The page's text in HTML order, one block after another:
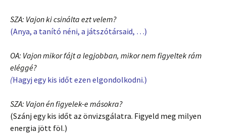
SZA: Vajon ki csinálta ezt velem?
(Anya, a tanító néni, a játszótársaid, …)
OA: Vajon mikor fájt a legjobban, mikor nem figyeltek rám
eléggé?
(Hagyj egy kis időt ezen elgondolkodni.)
SZA: Vajon én figyelek-e másokra?
(Szánj egy kis időt az önvizsgálatra. Figyeld meg milyen
energia jött föl.)